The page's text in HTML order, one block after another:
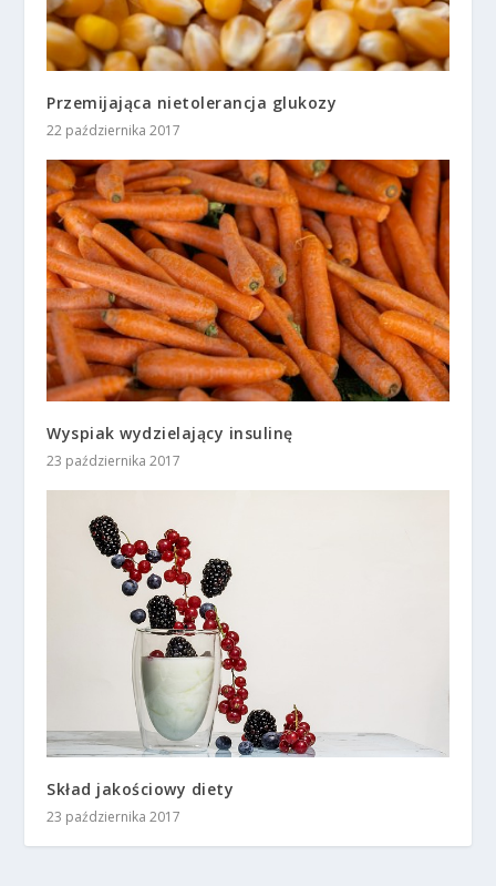
Przemijająca nietolerancja glukozy
22 października 2017
Wyspiak wydzielający insulinę
23 października 2017
Skład jakościowy diety
23 października 2017